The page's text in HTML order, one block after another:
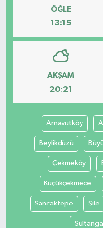
ÖĞLE
13:15
AKŞAM
20:21
Arnavutköy
Beylikdüzü
Çekmeköy
Küçükçekmece
Sancaktepe Şile